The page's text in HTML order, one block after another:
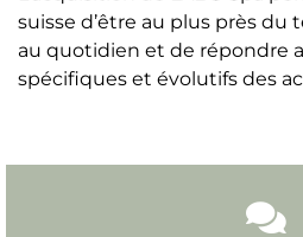
suisse d’être au plus près du
au quotidien et de répondre
spécifiques et évolutifs des